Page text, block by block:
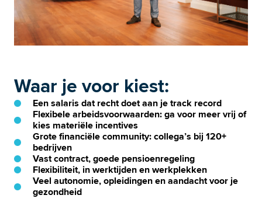
Waar je voor kiest:
Een salaris dat recht doet aan je track record
Flexibele arbeidsvoorwaarden: ga voor meer vrij of
kies materiële incentives
Grote financiële community: collega’s bij 120+
bedrijven
Vast contract, goede pensioenregeling
Flexibiliteit, in werktijden en werkplekken
Veel autonomie, opleidingen en aandacht voor je
gezondheid